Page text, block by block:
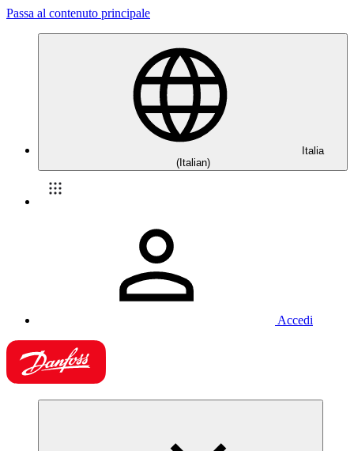
Passa al contenuto principale
Italia
(Italian)
Accedi